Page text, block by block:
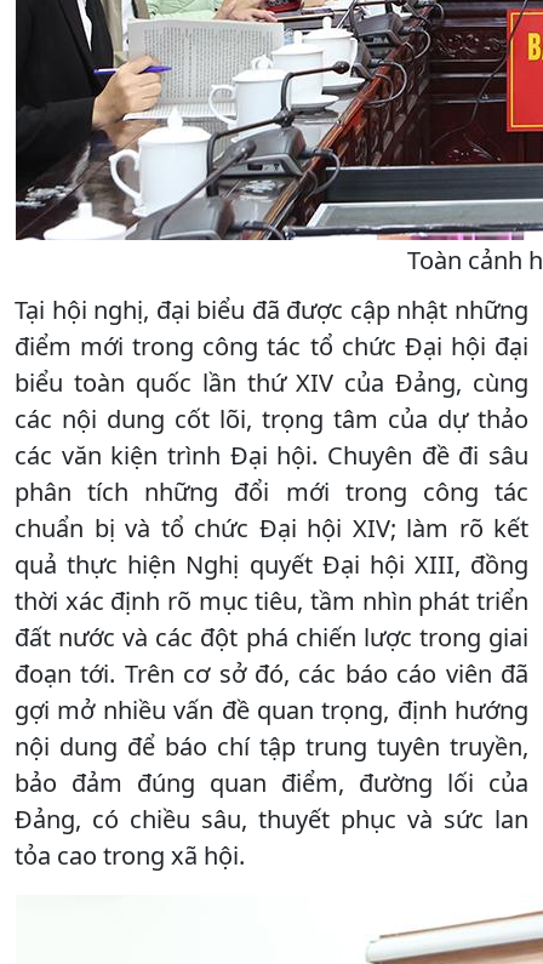
Toàn cảnh
Tại hội nghị, đại biểu đã được cập nhật những
điểm mới trong công tác tổ chức Đại hội đại
biểu toàn quốc lần thứ XIV của Đảng, cùng
các nội dung cốt lõi, trọng tâm của dự thảo
các văn kiện trình Đại hội. Chuyên đề đi sâu
phân tích những đổi mới trong công tác
chuẩn bị và tổ chức Đại hội XIV; làm rõ kết
quả thực hiện Nghị quyết Đại hội XIII, đồng
thời xác định rõ mục tiêu, tầm nhìn phát triển
đất nước và các đột phá chiến lược trong giai
đoạn tới. Trên cơ sở đó, các báo cáo viên đã
gợi mở nhiều vấn đề quan trọng, định hướng
nội dung để báo chí tập trung tuyên truyền,
bảo đảm đúng quan điểm, đường lối của
Đảng, có chiều sâu, thuyết phục và sức lan
tỏa cao trong xã hội.